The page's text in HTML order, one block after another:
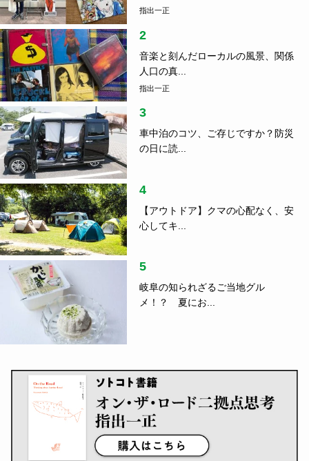
指出一正
2
音楽と刻んだローカルの風景、関係
人口の真...
指出一正
3
車中泊のコツ、ご存じですか？防災
の日に読...
4
【アウトドア】クマの心配なく、安
心してキ...
5
岐阜の知られざるご当地グル
メ！？ 夏にお...